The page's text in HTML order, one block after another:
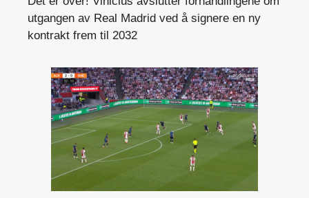
utgangen av Real Madrid ved å signere en ny
kontrakt frem til 2032